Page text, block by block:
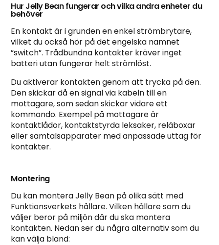
Hur Jelly Bean fungerar och vilka andra enheter du
behöver
En kontakt är i grunden en enkel strömbrytare,
vilket du också hör på det engelska namnet
”switch”. Trådbundna kontakter kräver inget
batteri utan fungerar helt strömlöst.
Du aktiverar kontakten genom att trycka på den.
Den skickar då en signal via kabeln till en
mottagare, som sedan skickar vidare ett
kommando. Exempel på mottagare är
kontaktlådor, kontaktstyrda leksaker, reläboxar
eller samtalsapparater med anpassade uttag för
kontakter.
Montering
Du kan montera Jelly Bean på olika sätt med
Funktionsverkets hållare. Vilken hållare som du
väljer beror på miljön där du ska montera
kontakten. Nedan ser du några alternativ som du
kan välja bland: